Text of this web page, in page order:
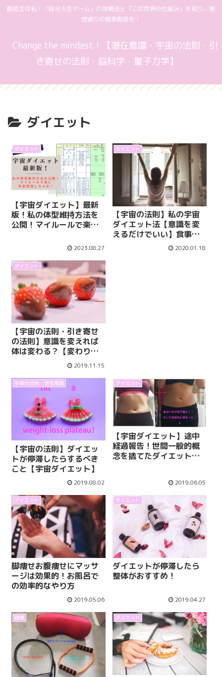
創造主は私！「自分人生ゲーム」の攻略法と「この世界の仕組み」を知り、理
想通りの現実創造を！
Change the mindest！【潜在意識・宇宙の法則・引
き寄せの法則・脳科学・量子力学】
ダイエット
ダイエット
【宇宙ダイエット】最新
版！私の体型維持方法を
公開！マイルールで楽に
♡【宇宙の法則】2023.08.27
ダイエット
【宇宙の法則】私の宇宙
ダイエット法【意識を変
えるだけでいい】食事制
限や筋トレも不要です！
2020.01.18
ダイエット
【宇宙の法則・引き寄せ
の法則】意識を変えれば
体は変わる？【変わりま
す！】宇宙ダイエットそ
2019.11.15
宇宙の法則・潜在意識
【宇宙の法則】ダイエッ
トが停滞したらするべき
こと【宇宙ダイエット】
2019.08.02
ダイエット
【宇宙ダイエット】途中
経過報告！世間一般的概
念を捨てたダイエット法
2019.06.05
ダイエット
脚痩せお腹痩せにマッサ
ージは効果的！お風呂で
の効率的なやり方
2019.05.06
ダイエット
ダイエットが停滞したら
整体がおすすめ！
2019.04.27
健康 ダイエット